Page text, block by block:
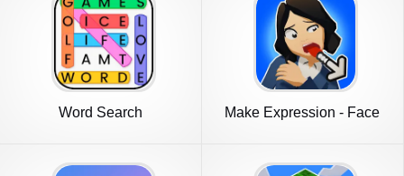
Word Search
Make Expression - Face